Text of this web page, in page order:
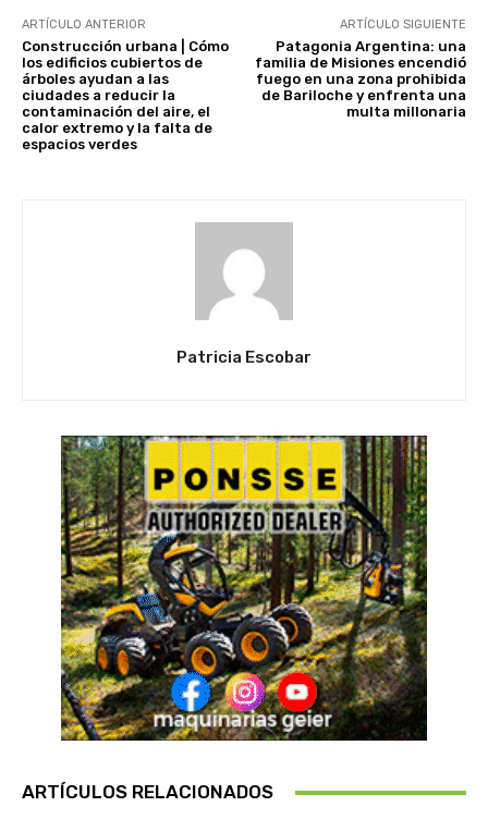
ARTÍCULO ANTERIOR
Construcción urbana | Cómo
los edificios cubiertos de
árboles ayudan a las
ciudades a reducir la
contaminación del aire, el
calor extremo y la falta de
espacios verdes
ARTÍCULO SIGUIENTE
Patagonia Argentina: una
familia de Misiones encendió
fuego en una zona prohibida
de Bariloche y enfrenta una
multa millonaria
Patricia Escobar
ARTÍCULOS RELACIONADOS